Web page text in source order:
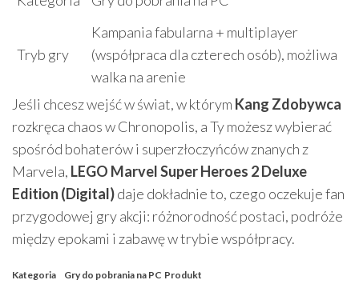
Tryb gry
Kampania fabularna + multiplayer
(współpraca dla czterech osób), możliwa
walka na arenie
Jeśli chcesz wejść w świat, w którym Kang Zdobywca
rozkręca chaos w Chronopolis, a Ty możesz wybierać
spośród bohaterów i superzłoczyńców znanych z
Marvela, LEGO Marvel Super Heroes 2 Deluxe
Edition (Digital)daje dokładnie to, czego oczekuje fan
przygodowej gry akcji: różnorodność postaci, podróże
między epokami i zabawę w trybie współpracy.
Kategoria Gry do pobrania na PC Produkt